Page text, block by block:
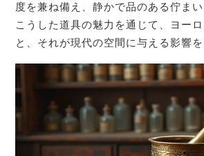
度を兼ね備え、静かで品のある佇まい
こうした道具の魅力を通じて、ヨー
と、それが現代の空間に与える影響を